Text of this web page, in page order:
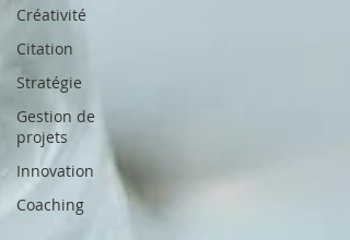
Créativité
Citation
Stratégie
Gestion de
projets
Innovation
Coaching